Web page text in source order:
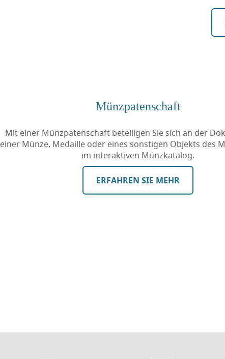
Münzpatenschaft
Mit einer Münzpatenschaft beteiligen Sie sich an der
einer Münze, Medaille oder eines sonstigen Objekts des
im interaktiven Münzkatalog.
ERFAHREN SIE MEHR